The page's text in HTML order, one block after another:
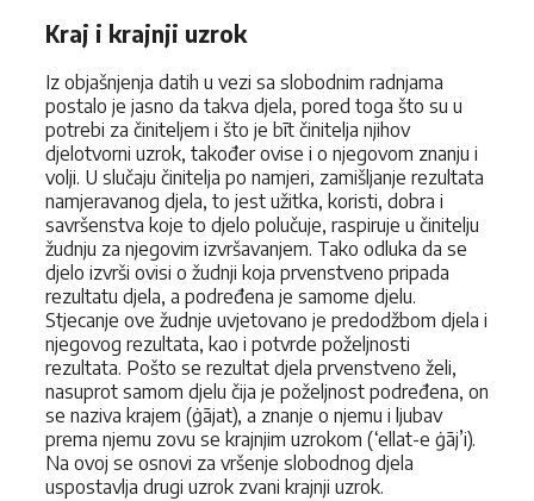
Kraj i krajnji uzrok
Iz objašnjenja datih u vezi sa slobodnim radnjama
postalo je jasno da takva djela, pored toga što su u
potrebi za činiteljem i što je bīt činitelja njihov
djelotvorni uzrok, također ovise i o njegovom znanju i
volji. U slučaju činitelja po namjeri, zamišljanje rezultata
namjeravanog djela, to jest užitka, koristi, dobra i
savršenstva koje to djelo polučuje, raspiruje u činitelju
žudnju za njegovim izvršavanjem. Tako odluka da se
djelo izvrši ovisi o žudnji koja prvenstveno pripada
rezultatu djela, a podređena je samome djelu.
Stjecanje ove žudnje uvjetovano je predodžbom djela i
njegovog rezultata, kao i potvrde poželjnosti
rezultata. Pošto se rezultat djela prvenstveno želi,
nasuprot samom djelu čija je poželjnost podređena, on
se naziva krajem (ġājat), a znanje o njemu i ljubav
prema njemu zovu se krajnjim uzrokom (‘ellat-e ġāj’i).
Na ovoj se osnovi za vršenje slobodnog djela
uspostavlja drugi uzrok zvani krajnji uzrok.